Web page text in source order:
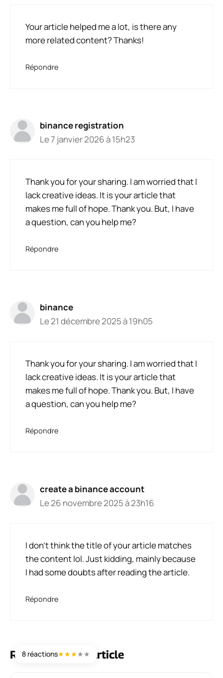
Your article helped me a lot, is there any
more related content? Thanks!
Répondre
binance registration
Le 7 janvier 2026 à 15h23
Thank you for your sharing. I am worried that I
lack creative ideas. It is your article that
makes me full of hope. Thank you. But, I have
a question, can you help me?
Répondre
binance
Le 21 décembre 2025 à 19h05
Thank you for your sharing. I am worried that I
lack creative ideas. It is your article that
makes me full of hope. Thank you. But, I have
a question, can you help me?
Répondre
create a binance account
Le 26 novembre 2025 à 23h16
I don’t think the title of your article matches
the content lol. Just kidding, mainly because
I had some doubts after reading the article.
Répondre
Réagissez à cet article
8 réactions★★★★★